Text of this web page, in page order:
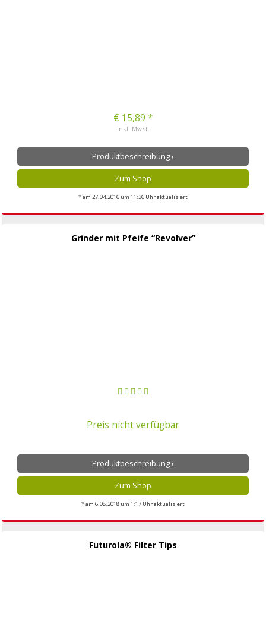
€ 15,89 *
inkl. MwSt.
Produktbeschreibung ›
Zum Shop
* am 27.04.2016 um 11:36 Uhr aktualisiert
Grinder mit Pfeife “Revolver”
Preis nicht verfügbar
Produktbeschreibung ›
Zum Shop
* am 6.08.2018 um 1:17 Uhr aktualisiert
Futurola® Filter Tips